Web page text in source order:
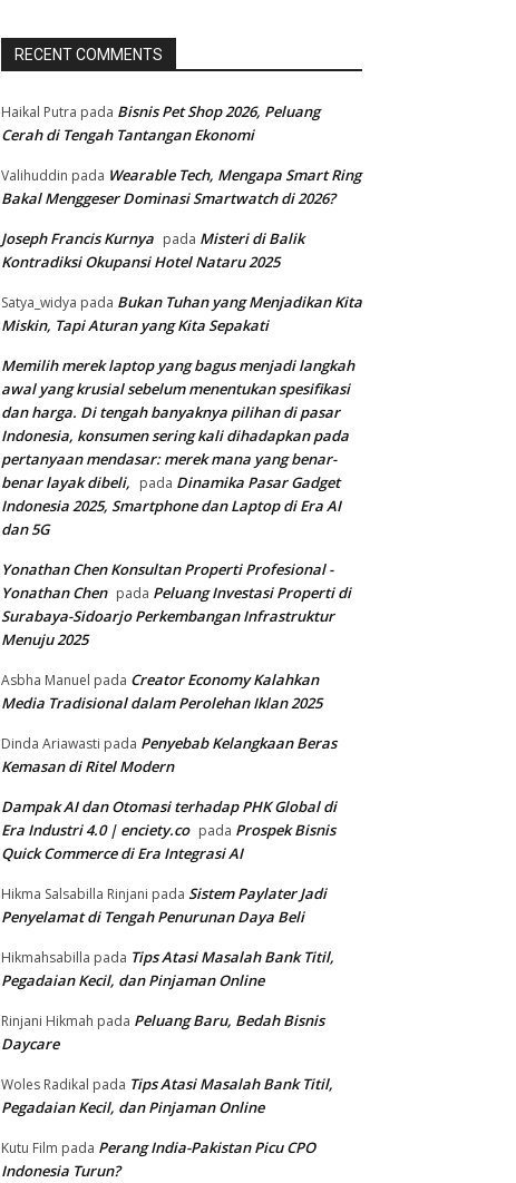
RECENT COMMENTS
Haikal Putra pada Bisnis Pet Shop 2026, Peluang
Cerah di Tengah Tantangan Ekonomi
Valihuddin pada Wearable Tech, Mengapa Smart Ring
Bakal Menggeser Dominasi Smartwatch di 2026?
Joseph Francis Kurnya pada Misteri di Balik
Kontradiksi Okupansi Hotel Nataru 2025
Satya_widya pada Bukan Tuhan yang Menjadikan Kita
Miskin, Tapi Aturan yang Kita Sepakati
Memilih merek laptop yang bagus menjadi langkah
awal yang krusial sebelum menentukan spesifikasi
dan harga. Di tengah banyaknya pilihan di pasar
Indonesia, konsumen sering kali dihadapkan pada
pertanyaan mendasar: merek mana yang benar-
benar layak dibeli, pada Dinamika Pasar Gadget
Indonesia 2025, Smartphone dan Laptop di Era AI
dan 5G
Yonathan Chen Konsultan Properti Profesional -
Yonathan Chen pada Peluang Investasi Properti di
Surabaya-Sidoarjo Perkembangan Infrastruktur
Menuju 2025
Asbha Manuel pada Creator Economy Kalahkan
Media Tradisional dalam Perolehan Iklan 2025
Dinda Ariawasti pada Penyebab Kelangkaan Beras
Kemasan di Ritel Modern
Dampak AI dan Otomasi terhadap PHK Global di
Era Industri 4.0 | enciety.co pada Prospek Bisnis
Quick Commerce di Era Integrasi AI
Hikma Salsabilla Rinjani pada Sistem Paylater Jadi
Penyelamat di Tengah Penurunan Daya Beli
Hikmahsabilla pada Tips Atasi Masalah Bank Titil,
Pegadaian Kecil, dan Pinjaman Online
Rinjani Hikmah pada Peluang Baru, Bedah Bisnis
Daycare
Woles Radikal pada Tips Atasi Masalah Bank Titil,
Pegadaian Kecil, dan Pinjaman Online
Kutu Film pada Perang India-Pakistan Picu CPO
Indonesia Turun?